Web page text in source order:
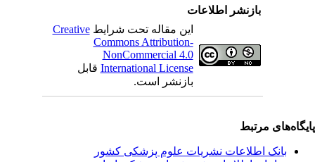
بازنشر اطلاعات
این مقاله تحت شرایطCreative
Commons Attribution-
NonCommercial 4.0
International Licenseقابل
بازنشر است.
مرتبط
بانک اطلاعات نشریات علوم پزشکی کشور